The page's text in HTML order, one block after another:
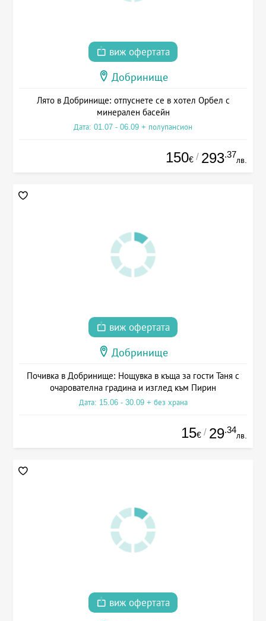
виж офертата
Добринище
Лято в Добринище: отпуснете се в хотел Орбел с
минерален басейн
Дата: 01.07 - 06.09 + полупансион
150€ / 293.37
лв.
виж офертата
Добринище
Почивка в Добринище: Нощувка в къща за гости Таня с
очарователна градина и изглед към Пирин
Дата: 15.06 - 30.09 + без храна
15€ / 29.34
лв.
виж офертата